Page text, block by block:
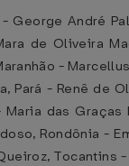
George André
de Oliveira
-
Pará - Renê de
das Graças
Rondônia -
Tocantins